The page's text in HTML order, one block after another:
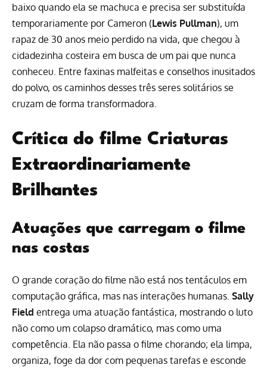
baixo quando ela se machuca e precisa ser substituída
temporariamente por Cameron (Lewis Pullman), um
rapaz de 30 anos meio perdido na vida, que chegou à
cidadezinha costeira em busca de um pai que nunca
conheceu. Entre faxinas malfeitas e conselhos inusitados
do polvo, os caminhos desses três seres solitários se
cruzam de forma transformadora.
Crítica do filme Criaturas
Extraordinariamente
Brilhantes
Atuações que carregam o filme
nas costas
O grande coração do filme não está nos tentáculos em
computação gráfica, mas nas interações humanas. Sally
Field entrega uma atuação fantástica, mostrando o luto
não como um colapso dramático, mas como uma
competência. Ela não passa o filme chorando; ela limpa,
organiza, foge da dor com pequenas tarefas e esconde